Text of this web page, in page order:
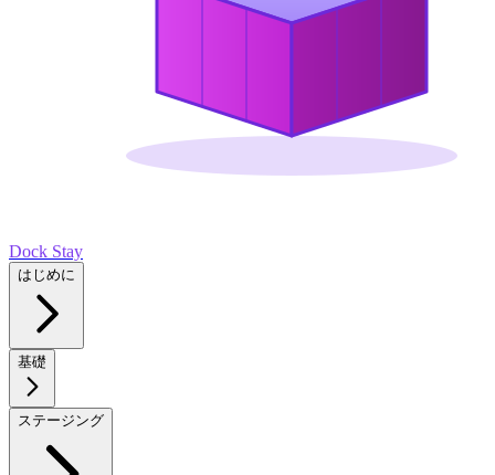
Dock Stay
はじめに
基礎
ステージング